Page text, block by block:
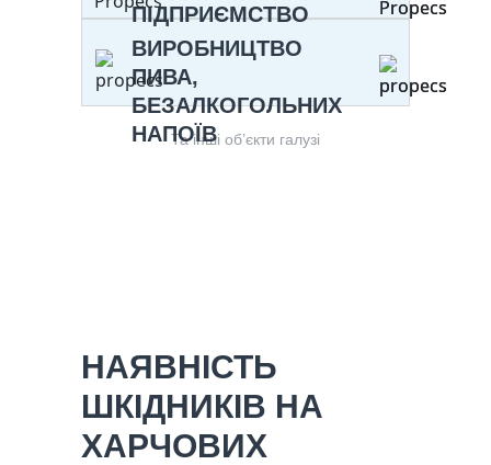
ПІДПРИЄМСТВО
ВИРОБНИЦТВО
ПИВА,
БЕЗАЛКОГОЛЬНИХ
НАПОЇВ
Та інші об’єкти галузі
НАЯВНІСТЬ
ШКІДНИКІВ НА
ХАРЧОВИХ